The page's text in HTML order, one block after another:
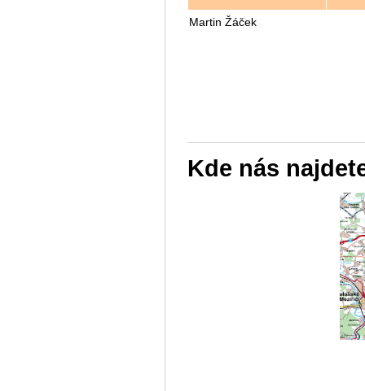
Martin Žáček
Kde nás